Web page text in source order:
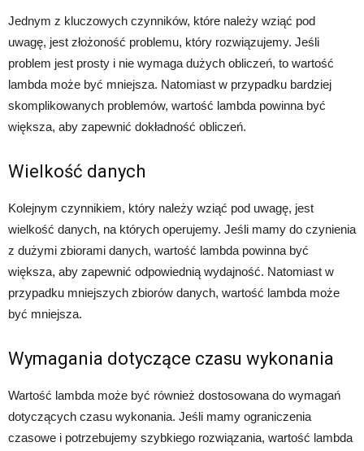
Jednym z kluczowych czynników, które należy wziąć pod
uwagę, jest złożoność problemu, który rozwiązujemy. Jeśli
problem jest prosty i nie wymaga dużych obliczeń, to wartość
lambda może być mniejsza. Natomiast w przypadku bardziej
skomplikowanych problemów, wartość lambda powinna być
większa, aby zapewnić dokładność obliczeń.
Wielkość danych
Kolejnym czynnikiem, który należy wziąć pod uwagę, jest
wielkość danych, na których operujemy. Jeśli mamy do czynienia
z dużymi zbiorami danych, wartość lambda powinna być
większa, aby zapewnić odpowiednią wydajność. Natomiast w
przypadku mniejszych zbiorów danych, wartość lambda może
być mniejsza.
Wymagania dotyczące czasu wykonania
Wartość lambda może być również dostosowana do wymagań
dotyczących czasu wykonania. Jeśli mamy ograniczenia
czasowe i potrzebujemy szybkiego rozwiązania, wartość lambda